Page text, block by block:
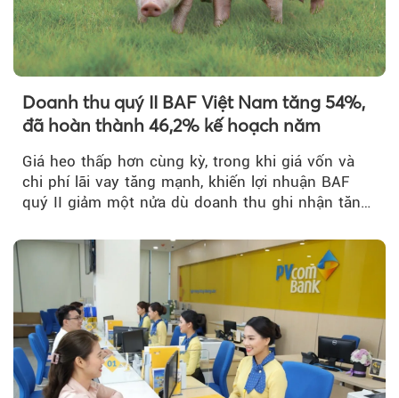
Doanh thu quý II BAF Việt Nam tăng 54%,
đã hoàn thành 46,2% kế hoạch năm
Giá heo thấp hơn cùng kỳ, trong khi giá vốn và
chi phí lãi vay tăng mạnh, khiến lợi nhuận BAF
quý II giảm một nửa dù doanh thu ghi nhận tăng